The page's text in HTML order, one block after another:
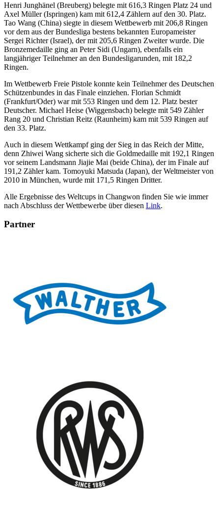
Henri Junghänel (Breuberg) belegte mit 616,3 Ringen Platz 24 und
Axel Müller (Ispringen) kam mit 612,4 Zählern auf den 30. Platz.
Tao Wang (China) siegte in diesem Wettbewerb mit 206,8 Ringen
vor dem aus der Bundesliga bestens bekannten Europameister
Sergei Richter (Israel), der mit 205,6 Ringen Zweiter wurde. Die
Bronzemedaille ging an Peter Sidi (Ungarn), ebenfalls ein
langjähriger Teilnehmer an den Bundesligarunden, mit 182,2
Ringen.
Im Wettbewerb Freie Pistole konnte kein Teilnehmer des Deutschen
Schützenbundes in das Finale einziehen. Florian Schmidt
(Frankfurt/Oder) war mit 553 Ringen und dem 12. Platz bester
Deutscher. Michael Heise (Wiggensbach) belegte mit 549 Zähler
Rang 20 und Christian Reitz (Raunheim) kam mit 539 Ringen auf
den 33. Platz.
Auch in diesem Wettkampf ging der Sieg in das Reich der Mitte,
denn Zhiwei Wang sicherte sich die Goldmedaille mit 192,1 Ringen
vor seinem Landsmann Jiajie Mai (beide China), der im Finale auf
191,2 Zähler kam. Tomoyuki Matsuda (Japan), der Weltmeister von
2010 in München, wurde mit 171,5 Ringen Dritter.
Alle Ergebnisse des Weltcups in Changwon finden Sie wie immer
nach Abschluss der Wettbewerbe über diesen Link.
Partner